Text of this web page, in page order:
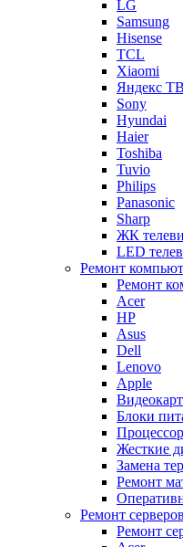
LG
Samsung
Hisense
TCL
Xiaomi
Яндекс ТВ
Sony
Hyundai
Haier
Toshiba
Tuvio
Philips
Panasonic
Sharp
ЖК
LED
Ремонт
Ремонт
Acer
HP
Asus
Dell
Lenovo
Apple
Блоки
Жесткие
Замена
Ремонт
Ремонт серверов
Ремонт